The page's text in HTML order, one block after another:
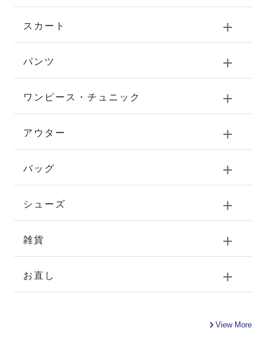
スカート
パンツ
ワンピース・チュニック
アウター
バッグ
シューズ
雑貨
お直し
View More